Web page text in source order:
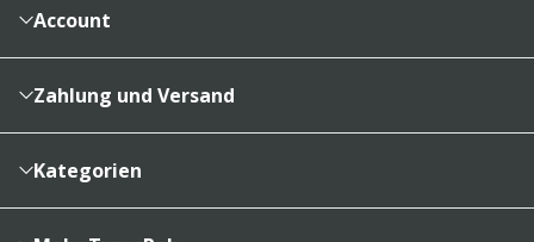
Account
Konto
Merkzettel
Sendungsverfolgung
Zahlung und Versand
Vertragsabschluss
Lieferinformationen
Zahlungsarten
Kategorien
Kartons & Schachteln